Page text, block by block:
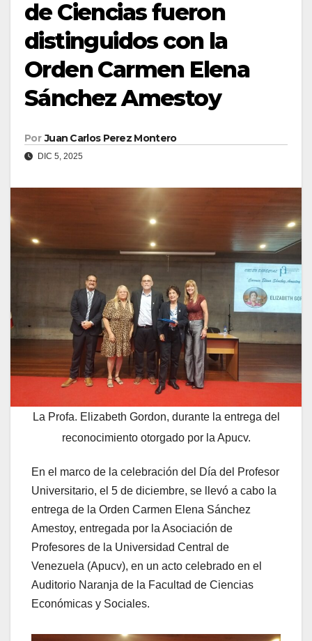
de Ciencias fueron
distinguidos con la
Orden Carmen Elena
Sánchez Amestoy
Por Juan Carlos Perez Montero
DIC 5, 2025
La Profa. Elizabeth Gordon, durante la entrega del
reconocimiento otorgado por la Apucv.
En el marco de la celebración del Día del Profesor
Universitario, el 5 de diciembre, se llevó a cabo la
entrega de la Orden Carmen Elena Sánchez
Amestoy, entregada por la Asociación de
Profesores de la Universidad Central de
Venezuela (Apucv), en un acto celebrado en el
Auditorio Naranja de la Facultad de Ciencias
Económicas y Sociales.